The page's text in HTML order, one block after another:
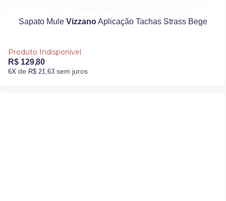
Sapato Mule VizzanoAplicação Tachas Strass Bege
Produto Indisponível
R$ 129,80
6X de R$ 21,63 sem juros